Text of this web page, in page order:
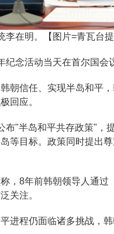
李在明。【图片=青瓦台提
纪念活动当天在首尔国会
朝信任、实现半岛和平
回应。
布"半岛和平共存政策"，
等目标。政策同时提出
，8年前韩朝领导人通过
关注。
进程仍面临诸多挑战，